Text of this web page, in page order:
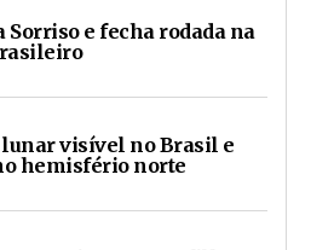
Sorriso e fecha rodada na
visível no Brasil e
hemisfério norte